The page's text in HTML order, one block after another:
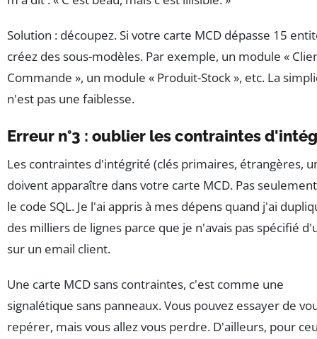
Solution : découpez. Si votre carte MCD dépasse 15
créez des sous-modèles. Par exemple, un module «
Commande », un module « Produit-Stock », etc. La
n'est pas une faiblesse.
Erreur n°3 : oublier les contraintes
Les contraintes d'intégrité (clés primaires, étrangères,
doivent apparaître dans votre carte MCD. Pas
le code SQL. Je l'ai appris à mes dépens quand j'ai
des milliers de lignes parce que je n'avais pas spécifié
sur un email client.
Une carte MCD sans contraintes, c'est comme une
signalétique sans panneaux. Vous pouvez essayer de
repérer, mais vous allez vous perdre. D'ailleurs, pour